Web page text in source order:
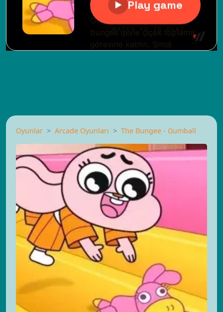
Oyunlar Arcade Oyunları The Bungee - Gumball